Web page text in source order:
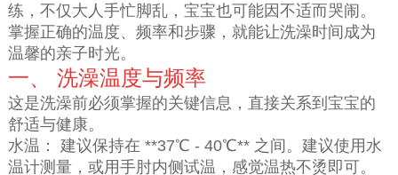
练，不仅大人手忙脚乱，宝宝也可能因不适而哭闹。
掌握正确的温度、频率和步骤，就能让洗澡时间成为
温馨的亲子时光。
一、 洗澡温度与频率
这是洗澡前必须掌握的关键信息，直接关系到宝宝的
舒适与健康。
水温： 建议保持在 **37℃ - 40℃** 之间。建议使用水
温计测量，或用手肘内侧试温，感觉温热不烫即可。